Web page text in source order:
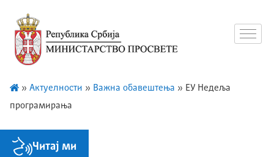
» Актуелности » Важна обавештења » ЕУ Недеља
програмирања
Читај ми